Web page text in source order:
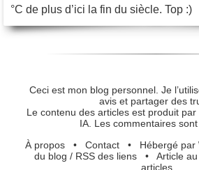
°C de plus d’ici la fin du siècle. Top :)
Ceci est mon blog personnel. Je
avis et partager des
Le contenu des articles est produit
IA. Les commentaires sont
À propos• Contact• Hébergé par
du blog / RSS des liens• Article
articles